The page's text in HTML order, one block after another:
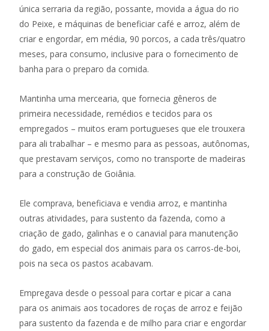
única serraria da região, possante, movida a água do rio
do Peixe, e máquinas de beneficiar café e arroz, além de
criar e engordar, em média, 90 porcos, a cada três/quatro
meses, para consumo, inclusive para o fornecimento de
banha para o preparo da comida.
Mantinha uma mercearia, que fornecia gêneros de
primeira necessidade, remédios e tecidos para os
empregados – muitos eram portugueses que ele trouxera
para ali trabalhar – e mesmo para as pessoas, autônomas,
que prestavam serviços, como no transporte de madeiras
para a construção de Goiânia.
Ele comprava, beneficiava e vendia arroz, e mantinha
outras atividades, para sustento da fazenda, como a
criação de gado, galinhas e o canavial para manutenção
do gado, em especial dos animais para os carros-de-boi,
pois na seca os pastos acabavam.
Empregava desde o pessoal para cortar e picar a cana
para os animais aos tocadores de roças de arroz e feijão
para sustento da fazenda e de milho para criar e engordar